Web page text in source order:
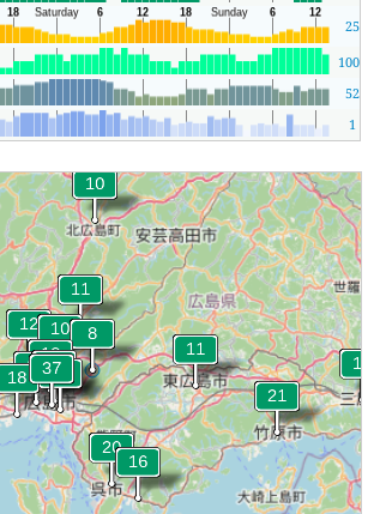
25
1006
52
1